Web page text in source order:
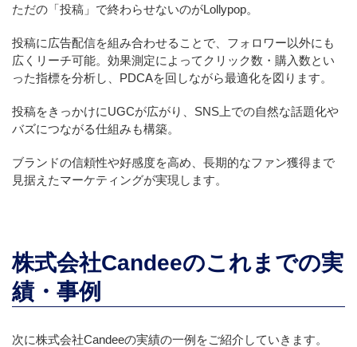
ただの「投稿」で終わらせないのがLollypop。
投稿に広告配信を組み合わせることで、フォロワー以外にも
広くリーチ可能。効果測定によってクリック数・購入数とい
った指標を分析し、PDCAを回しながら最適化を図ります。
投稿をきっかけにUGCが広がり、SNS上での自然な話題化や
バズにつながる仕組みも構築。
ブランドの信頼性や好感度を高め、長期的なファン獲得まで
見据えたマーケティングが実現します。
株式会社Candeeのこれまでの実
績・事例
次に株式会社Candeeの実績の一例をご紹介していきます。